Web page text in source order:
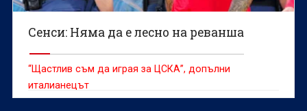
Сенси: Няма да е лесно на реванша
“Щастлив съм да играя за ЦСКА”, допълни
италианецът